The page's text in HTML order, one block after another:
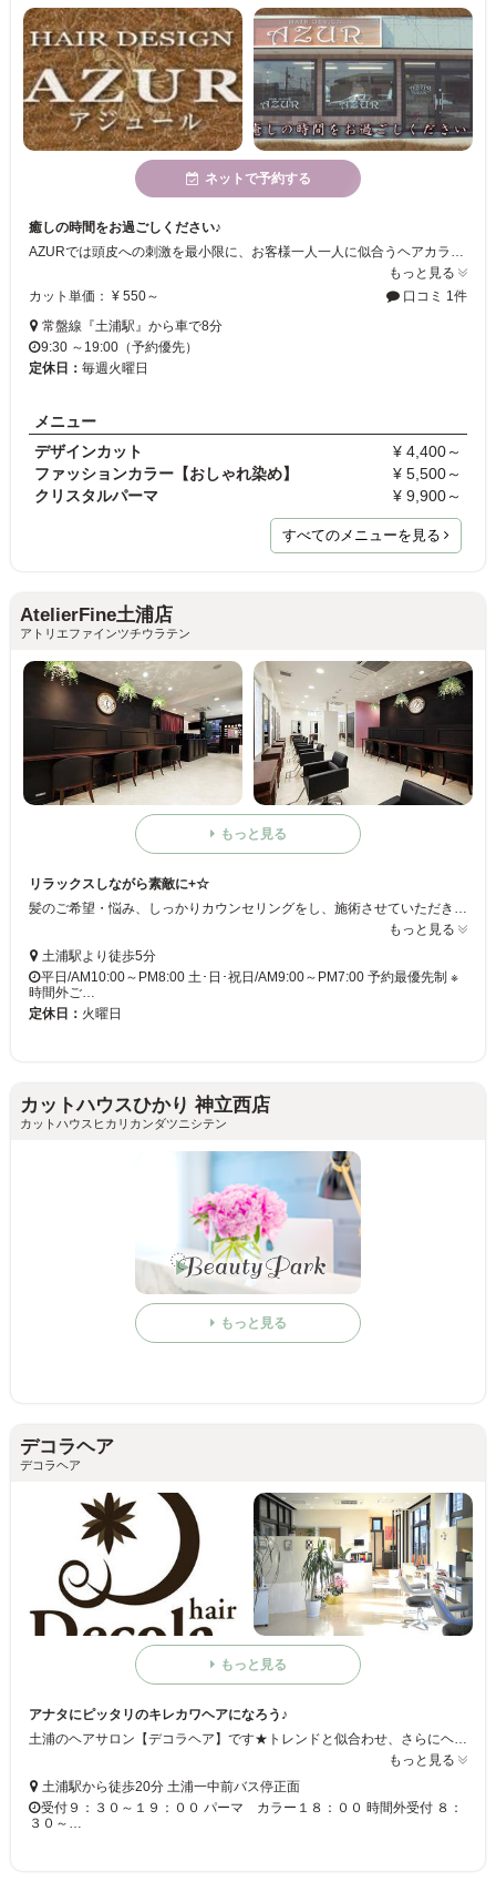
ネットで予約する
癒しの時間をお過ごしください♪
AZURでは頭皮への刺激を最小限に、お客様一人一人に似合うヘアカラーレシピを作り、ご提案します！自宅でもお手入れや再現のしやすいカットを提供していますので、是非、一度ご来店してお試しください♪
もっと見る
カット単価： ¥ 550～
口コミ 1件
常盤線『土浦駅』から車で8分
9:30 ～19:00（予約優先）
定休日： 毎週火曜日
メニュー
デザインカット
¥ 4,400～
ファッションカラー【おしゃれ染め】
¥ 5,500～
クリスタルパーマ
¥ 9,900～
すべてのメニューを見る
AtelierFine土浦店
アトリエファインツチウラテン
もっと見る
リラックスしながら素敵に+☆
もっと見る
土浦駅より徒歩5分
平日/AM10:00～PM8:00 土･日･祝日/AM9:00～PM7:00 予約最優先制 ※
時間外ご…
定休日： 火曜日
カットハウスひかり 神立西店
カットハウスヒカリカンダツニシテン
もっと見る
デコラヘア
デコラヘア
もっと見る
アナタにピッタリのキレカワヘアになろう♪
土浦のヘアサロン【デコラヘア】です★トレンドと似合わせ、さらにヘアケアにこだわっています！！アナタだけのキレカワヘアにチェンジしちゃいましょう◎キッズスペースもあるので、ママも安心してお越しください☆
もっと見る
土浦駅から徒歩20分 土浦一中前バス停正面
受付９：３０～１９：００ パーマ カラー１８：００ 時間外受付 ８：
３０～…